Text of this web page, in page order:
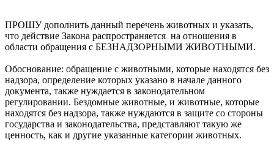
ПРОШУ дополнить данный перечень животных и указать,
что действие Закона распространяется на отношения в
области обращения с БЕЗНАДЗОРНЫМИ ЖИВОТНЫМИ.
Обоснование: обращение с животными, которые находятся без
надзора, определение которых указано в начале данного
документа, также нуждается в законодательном
регулировании. Бездомные животные, и животные, которые
находятся без надзора, также нуждаются в защите со стороны
государства и законодательства, представляют такую же
ценность, как и другие указанные категории животных.